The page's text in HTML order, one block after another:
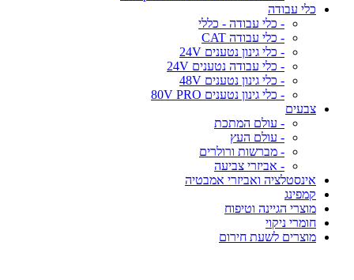
כלי עבודה
- כלי עבודה - כללי
- כלי עבודה CAT
- כלי גינון נטענים 24V
- כלי עבודה נטענים 24V
- כלי גינון נטענים 48V
- כלי גינון נטענים 80V PRO
צבעים
- עולם המתכת
- עולם העץ
- מברשות ורולרים
- אביזרי צביעה
אינסטלציה ואביזרי אמבטיה
קמפינג
מוצרי הגיינה וטיפוח
חומרי ניקוי
מוצרים לשעת חירום